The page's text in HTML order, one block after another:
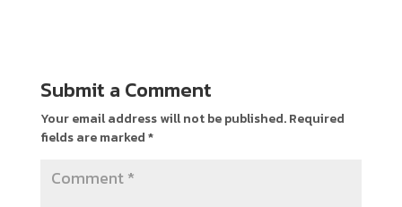
Submit a Comment
Your email address will not be published. Required
fields are marked*